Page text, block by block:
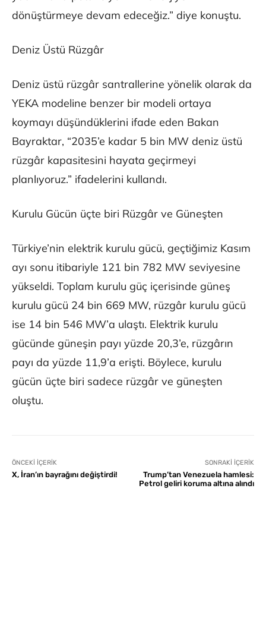
dönüştürmeye devam edeceğiz.” diye konuştu.
Deniz Üstü Rüzgâr
Deniz üstü rüzgâr santrallerine yönelik olarak da
YEKA modeline benzer bir modeli ortaya
koymayı düşündüklerini ifade eden Bakan
Bayraktar, “2035’e kadar 5 bin MW deniz üstü
rüzgâr kapasitesini hayata geçirmeyi
planlıyoruz.” ifadelerini kullandı.
Kurulu Gücün üçte biri Rüzgâr ve Güneşten
Türkiye’nin elektrik kurulu gücü, geçtiğimiz Kasım
ayı sonu itibariyle 121 bin 782 MW seviyesine
yükseldi. Toplam kurulu güç içerisinde güneş
kurulu gücü 24 bin 669 MW, rüzgâr kurulu gücü
ise 14 bin 546 MW’a ulaştı. Elektrik kurulu
gücünde güneşin payı yüzde 20,3’e, rüzgârın
payı da yüzde 11,9’a erişti. Böylece, kurulu
gücün üçte biri sadece rüzgâr ve güneşten
oluştu.
ÖNCEKI İÇERIK
X, İran’ın bayrağını değiştirdi!
SONRAKI İÇERIK
Trump’tan Venezuela hamlesi:
Petrol geliri koruma altına alındı